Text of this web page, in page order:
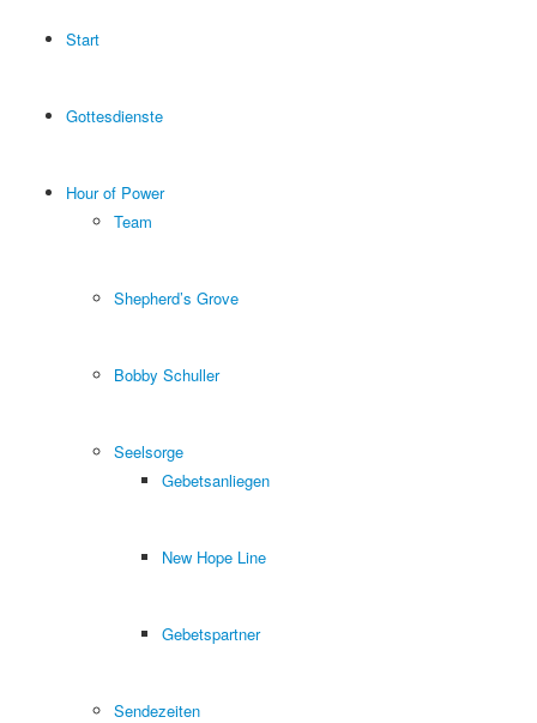
Start
Gottesdienste
Hour of Power
Team
Shepherd’s Grove
Bobby Schuller
Seelsorge
Gebetsanliegen
New Hope Line
Gebetspartner
Sendezeiten